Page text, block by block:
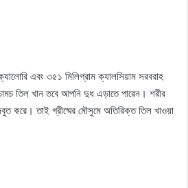
এবং ৩৫১ মিলিগ্রাম ক্যালসিয়াম সরবরাহ
তিল খান তবে আপনি দুধ এড়াতে পারেন। শরীর
করে। তাই গ্রীষ্মের মৌসুমে অতিরিক্ত তিল খাওয়া